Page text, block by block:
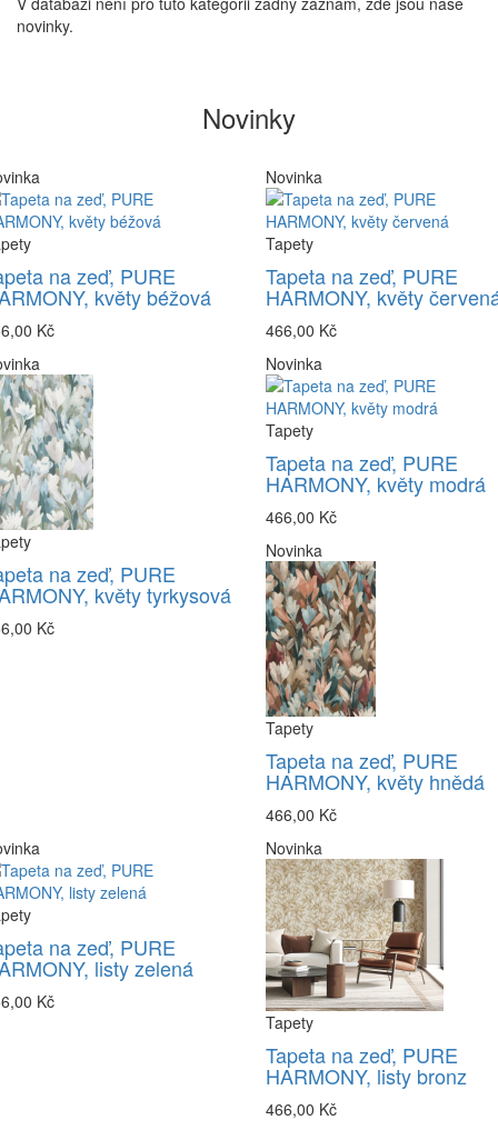
novinky.
Novinky
na zeď, PURE
květy béžová
Kč
Novinka
Tapety
Tapeta na zeď, PURE
HARMONY, květy
466,00 Kč
na zeď, PURE
květy tyrkysová
Kč
Novinka
Tapety
Tapeta na zeď, PURE
HARMONY, květy modrá
466,00 Kč
Novinka
Tapety
Tapeta na zeď, PURE
HARMONY, květy hnědá
466,00 Kč
na zeď, PURE
listy zelená
Kč
Novinka
Tapety
Tapeta na zeď, PURE
HARMONY, listy bronz
466,00 Kč